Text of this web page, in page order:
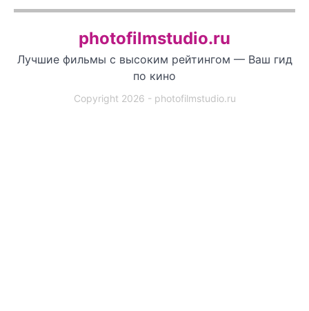
photofilmstudio.ru
Лучшие фильмы с высоким рейтингом — Ваш гид
по кино
Copyright 2026 - photofilmstudio.ru